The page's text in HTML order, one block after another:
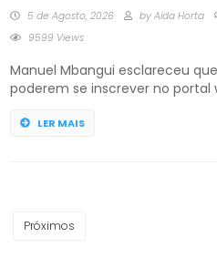
5 de Agosto, 2026 by Aida Horta
9599 Views
Manuel Mbangui esclareceu
poderem se inscrever no portal
INEFOP, que totalizam 78 em
LER MAIS
Próximos